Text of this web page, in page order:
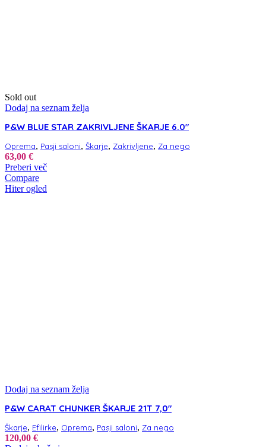
Sold out
Dodaj na seznam želja
P&W BLUE STAR ZAKRIVLJENE ŠKARJE 6.0″
Oprema, Pasji saloni, Škarje, Zakrivljene, Za nego
63,00 €
Preberi več
Compare
Hiter ogled
Dodaj na seznam želja
P&W CARAT CHUNKER ŠKARJE 21T 7,0″
Škarje, Efilirke, Oprema, Pasji saloni, Za nego
120,00 €